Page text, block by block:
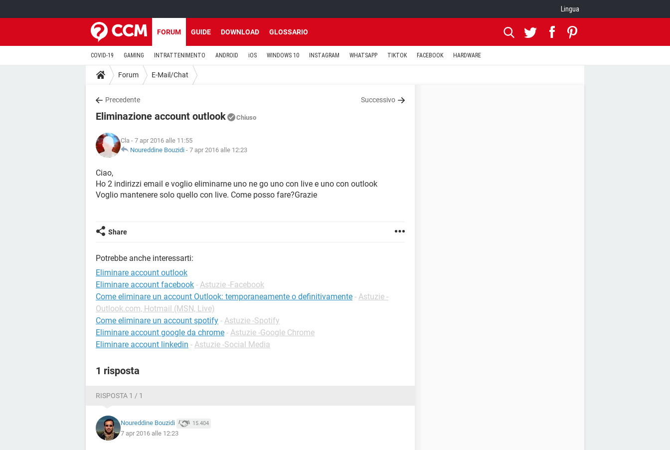
Lingua
FORUM GUIDE DOWNLOAD GLOSSARIO
COVID-19 GAMING INTRATTENIMENTO ANDROID iOS WINDOWS 10 INSTAGRAM WHATSAPP TIKTOK FACEBOOK HARDWARE
Forum E-Mail/Chat
Precedente Successivo
Eliminazione account outlook Chiuso
Cla - 7 apr 2016 alle 11:55
Noureddine Bouzidi - 7 apr 2016 alle 12:23
Ciao,
Ho 2 indirizzi email e voglio eliminarne uno ne go uno con live e uno con outlook
Voglio mantenere solo quello con live. Come posso fare?Grazie
Share
Potrebbe anche interessarti:
Eliminare account outlook
Eliminare account facebook - Astuzie -Facebook
Come eliminare un account Outlook: temporaneamente o definitivamente - Astuzie -
Outlook.com, Hotmail (MSN, Live)
Come eliminare un account spotify - Astuzie -Spotify
Eliminare account google da chrome - Astuzie -Google Chrome
Eliminare account linkedin - Astuzie -Social Media
1 risposta
RISPOSTA 1 / 1
Noureddine Bouzidi 15.404
7 apr 2016 alle 12:23